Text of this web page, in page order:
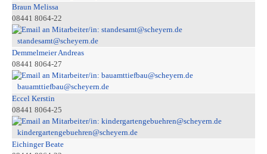
Braun Melissa
08441 8064-22
standesamt@scheyern.de
Demmelmeier Andreas
08441 8064-27
bauamttiefbau@scheyern.de
Eccel Kerstin
08441 8064-25
kindergartengebuehren@scheyern.de
Eichinger Beate